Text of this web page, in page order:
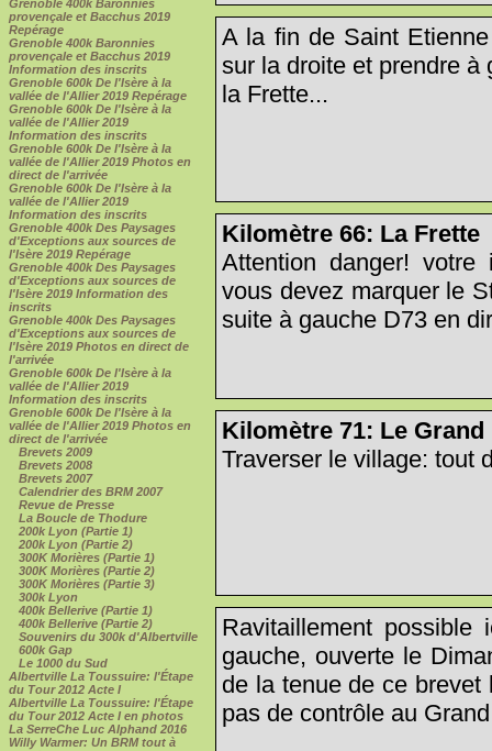
Grenoble 400k Baronnies
provençale et Bacchus 2019
Repérage
Grenoble 400k Baronnies
provençale et Bacchus 2019
Information des inscrits
Grenoble 600k De l'Isère à la
vallée de l'Allier 2019 Repérage
Grenoble 600k De l'Isère à la
vallée de l'Allier 2019
Information des inscrits
Grenoble 600k De l'Isère à la
vallée de l'Allier 2019 Photos en
direct de l'arrivée
Grenoble 600k De l'Isère à la
vallée de l'Allier 2019
Information des inscrits
Grenoble 400k Des Paysages
d'Exceptions aux sources de
l'Isère 2019 Repérage
Grenoble 400k Des Paysages
d'Exceptions aux sources de
l'Isère 2019 Information des
inscrits
Grenoble 400k Des Paysages
d'Exceptions aux sources de
l'Isère 2019 Photos en direct de
l'arrivée
Grenoble 600k De l'Isère à la
vallée de l'Allier 2019
Information des inscrits
Grenoble 600k De l'Isère à la
vallée de l'Allier 2019 Photos en
direct de l'arrivée
Brevets 2009
Brevets 2008
Brevets 2007
Calendrier des BRM 2007
Revue de Presse
La Boucle de Thodure
200k Lyon (Partie 1)
200k Lyon (Partie 2)
300K Morières (Partie 1)
300K Morières (Partie 2)
300K Morières (Partie 3)
300k Lyon
400k Bellerive (Partie 1)
400k Bellerive (Partie 2)
Souvenirs du 300k d'Albertville
600k Gap
Le 1000 du Sud
Albertville La Toussuire: l'Étape
du Tour 2012 Acte I
Albertville La Toussuire: l'Étape
du Tour 2012 Acte I en photos
La SerreChe Luc Alphand 2016
Willy Warmer: Un BRM tout à
A la fin de Saint
sur la droite et prendre à
la Frette...
Kilomètre 66: La Frette
Attention danger!
vous devez marquer le
suite à gauche D73 en
Kilomètre 71: Le Grand
Traverser le village: tout
Ravitaillement
gauche, ouverte le
de la tenue de ce
pas de contrôle au